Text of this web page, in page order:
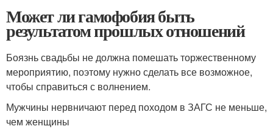
Может ли гамофобия быть
результатом прошлых отношений
Боязнь свадьбы не должна помешать торжественному
мероприятию, поэтому нужно сделать все возможное,
чтобы справиться с волнением.
Мужчины нервничают перед походом в ЗАГС не меньше,
чем женщины